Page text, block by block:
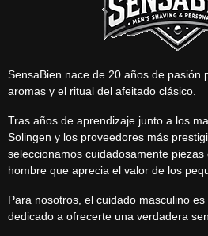
SensaBien nace de 20 años de pasión
aromas y el ritual del afeitado clásico.
Tras años de aprendizaje junto a los
Solingen y los proveedores más
seleccionamos cuidadosamente
hombre que aprecia el valor de los
Para nosotros, el cuidado masculino
dedicado a ofrecerte una verdadera